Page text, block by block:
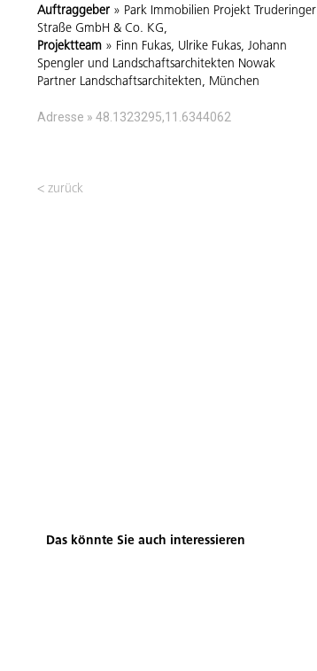
Auftraggeber » Park Immobilien Projekt Truderinger
Straße GmbH & Co. KG,
Projektteam » Finn Fukas, Ulrike Fukas, Johann
Spengler und Landschaftsarchitekten Nowak
Partner Landschaftsarchitekten, München
Adresse » 48.1323295,11.6344062
< zurück
Das könnte Sie auch interessieren